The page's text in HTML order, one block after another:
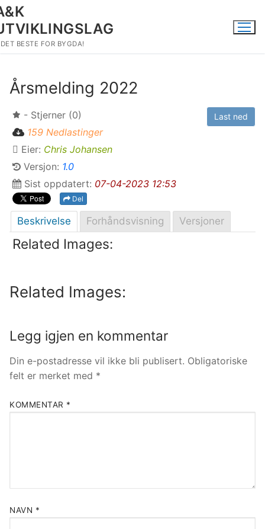
Hopp
til
innholdet
BESTE FOR BYGDA!
Årsmelding 2022
Last ned
- Stjerner (0)
159 Nedlastinger
Eier: Chris Johansen
Versjon: 1.0
Sist oppdatert: 07-04-2023 12:53
Del
Beskrivelse Forhåndsvisning Versjoner
Related Images:
Related Images:
Legg igjen en kommentar
Din e-postadresse vil ikke bli publisert. Obligatoriske
felt er merket med *
KOMMENTAR *
NAVN *